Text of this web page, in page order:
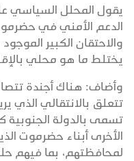
يقول المحلل السياسي
الدعم الأمني في
والاحتقان الكبير
يختلط ما هو محلي
وأضاف: هناك أجندة
تتعلق بالانتقالي الذي
تسمى بالدولة
الأخرى أبناء حضرموت
لمحافظتهم، بما فيهم